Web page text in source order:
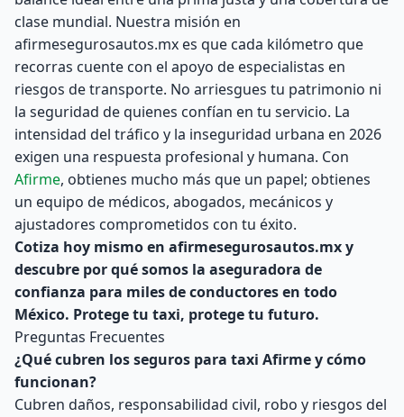
clase mundial. Nuestra misión en
afirmesegurosautos.mx es que cada kilómetro que
recorras cuente con el apoyo de especialistas en
riesgos de transporte. No arriesgues tu patrimonio ni
la seguridad de quienes confían en tu servicio. La
intensidad del tráfico y la inseguridad urbana en 2026
exigen una respuesta profesional y humana. Con
Afirme, obtienes mucho más que un papel; obtienes
un equipo de médicos, abogados, mecánicos y
ajustadores comprometidos con tu éxito.
Cotiza hoy mismo en afirmesegurosautos.mx y
descubre por qué somos la aseguradora de
confianza para miles de conductores en todo
México. Protege tu taxi, protege tu futuro.
Preguntas Frecuentes
¿Qué cubren los seguros para taxi Afirme y cómo
funcionan?
Cubren daños, responsabilidad civil, robo y riesgos del